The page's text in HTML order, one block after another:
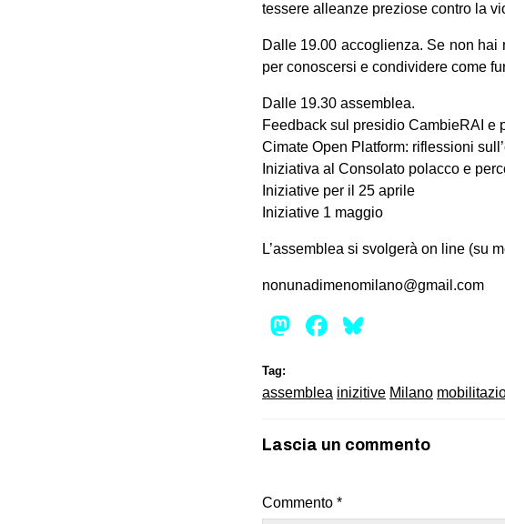
tessere alleanze preziose contro la
Dalle 19.00 accoglienza. Se non
per conoscersi e condividere come
Dalle 19.30 assemblea.
Feedback sul presidio CambieRAI e
Cimate Open Platform: riflessioni
Iniziativa al Consolato polacco e
Iniziative per il 25 aprile
Iniziative 1 maggio
L’assemblea si svolgerà on line (su
nonunadimenomilano@gmail.com
Mastodon
Facebook
Tag:
assemblea inizitive Milano
Lascia un commento
Commento *